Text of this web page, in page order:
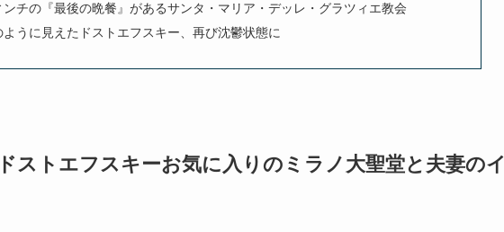
チの『最後の晩餐』があるサンタ・マリア・デッレ・グラツィエ教会
うに見えたドストエフスキー、再び沈鬱状態に
ストエフスキーお気に入りのミラノ大聖堂と夫妻のイ